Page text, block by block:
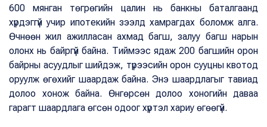
600 мянган төгрөгийн цалин нь банкны баталгаанд
хүрдэггүй учир ипотекийн зээлд хамрагдах боломж алга.
Өчнөөн жил ажилласан ахмад багш, залуу багш нарын
олонх нь байргүй байна. Тиймээс ядаж 200 багшийн орон
байрны асуудлыг шийдэж, түрээсийн орон сууцны квотод
оруулж өгөхийг шаардаж байна. Энэ шаардлагыг тавиад
долоо хонож байна. Өнгөрсөн долоо хоногийн даваа
гарагт шаардлага өгсөн одоог хүртэл хариу өгөөгүй.